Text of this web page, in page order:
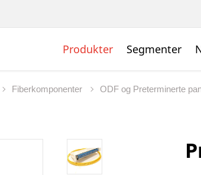
Produkter Segmenter
Fiberkomponenter ODF og Preterminerte